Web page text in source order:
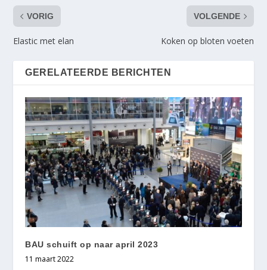
VORIG
Elastic met elan
VOLGENDE
Koken op bloten voeten
GERELATEERDE BERICHTEN
BAU schuift op naar april 2023
11 maart 2022